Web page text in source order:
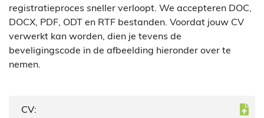
registratieproces sneller verloopt. We accepteren DOC,
DOCX, PDF, ODT en RTF bestanden. Voordat jouw CV
verwerkt kan worden, dien je tevens de
beveligingscode in de afbeelding hieronder over te
nemen.
CV: